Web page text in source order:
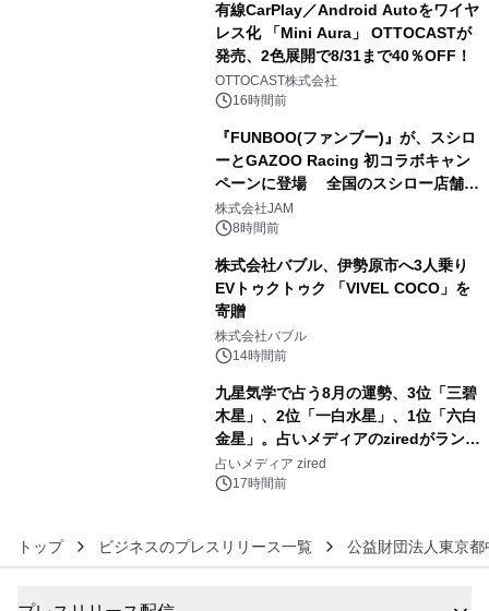
有線CarPlay／Android Autoをワイヤ
レス化 「Mini Aura」 OTTOCASTが
発売、2色展開で8/31まで40％OFF！
OTTOCAST株式会社
16時間前
『FUNBOO(ファンブー)』が、スシロ
ーとGAZOO Racing 初コラボキャン
ペーンに登場 全国のスシロー店舗で
GR 4車種の FUNBOO(ミニカー)付き
メニューが展開されます
株式会社JAM
8時間前
株式会社バブル、伊勢原市へ3人乗り
EVトゥクトゥク 「VIVEL COCO」を
寄贈
株式会社バブル
14時間前
九星気学で占う8月の運勢、3位「三碧
木星」、2位「一白水星」、1位「六白
金星」。占いメディアのziredがランキ
ングを発表
占いメディア zired
17時間前
トップ ビジネスのプレスリリース一覧 公益財団法人東京